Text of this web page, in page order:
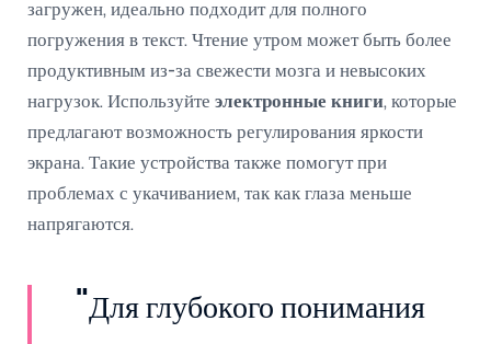
загружен, идеально подходит для полного
погружения в текст. Чтение утром может быть более
продуктивным из-за свежести мозга и невысоких
нагрузок. Используйте электронные книги, которые
предлагают возможность регулирования яркости
экрана. Такие устройства также помогут при
проблемах с укачиванием, так как глаза меньше
напрягаются.
"Для глубокого понимания